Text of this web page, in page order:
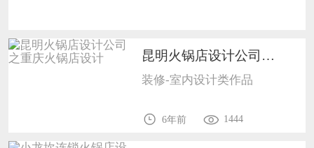
昆明火锅店设计公司之重庆火锅店设计1702
装修-室内设计类作品
6年前 1444